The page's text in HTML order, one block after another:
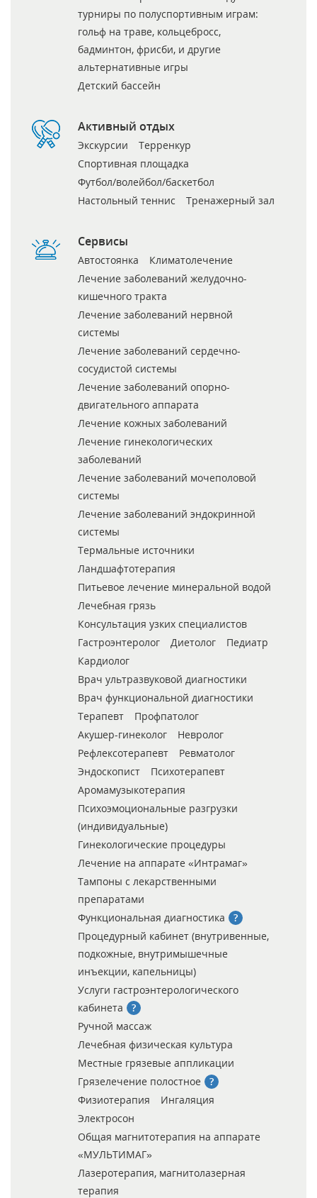
турниры по полуспортивным играм:
гольф на траве, кольцебросс,
бадминтон, фрисби, и другие
альтернативные игры
Детский бассейн
Активный отдых
Экскурсии
Терренкур
Спортивная площадка
Футбол/волейбол/баскетбол
Настольный теннис
Тренажерный зал
Сервисы
Автостоянка
Климатолечение
Лечение заболеваний желудочно-
кишечного тракта
Лечение заболеваний нервной
системы
Лечение заболеваний сердечно-
сосудистой системы
Лечение заболеваний опорно-
двигательного аппарата
Лечение кожных заболеваний
Лечение гинекологических
заболеваний
Лечение заболеваний мочеполовой
системы
Лечение заболеваний эндокринной
системы
Термальные источники
Ландшафтотерапия
Питьевое лечение минеральной водой
Лечебная грязь
Консультация узких специалистов
Гастроэнтеролог
Диетолог
Педиатр
Кардиолог
Врач ультразвуковой диагностики
Врач функциональной диагностики
Терапевт
Профпатолог
Акушер-гинеколог
Невролог
Рефлексотерапевт
Ревматолог
Эндоскопист
Психотерапевт
Аромамузыкотерапия
Психоэмоциональные разгрузки
(индивидуальные)
Гинекологические процедуры
Лечение на аппарате «Интрамаг»
Тампоны с лекарственными
препаратами
Функциональная диагностика
Процедурный кабинет (внутривенные,
подкожные, внутримышечные
инъекции, капельницы)
Услуги гастроэнтерологического
кабинета
Ручной массаж
Лечебная физическая культура
Местные грязевые аппликации
Грязелечение полостное
Физиотерапия
Ингаляция
Электросон
Общая магнитотерапия на аппарате
«МУЛЬТИМАГ»
Лазеротерапия, магнитолазерная
терапия